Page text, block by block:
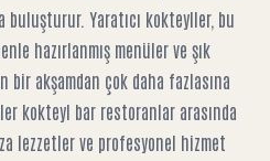
Yaratıcı kokteyller, bu
hazırlanmış menüler ve şık
bir akşamdan çok daha fazlasına
kokteyl bar restoranlar arasında
lezzetler ve profesyonel hizmet